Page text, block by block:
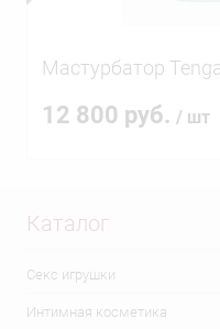
Мастурбатор
12 800 руб. / шт
Каталог
Секс игрушки
Интимная косметика